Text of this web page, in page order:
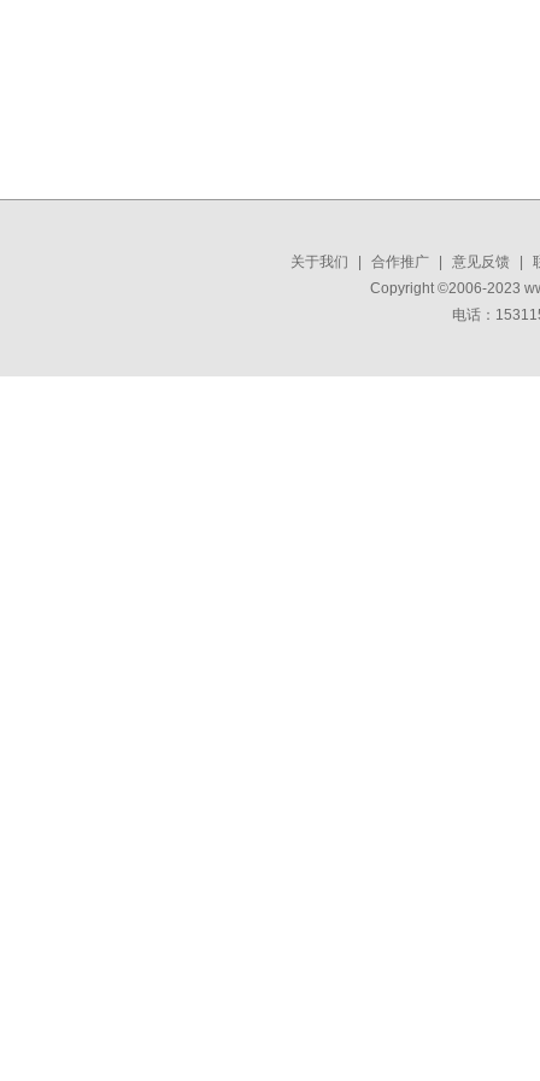
关于我们 合作推广 意见反馈
Copyright ©2006-2023
电话：